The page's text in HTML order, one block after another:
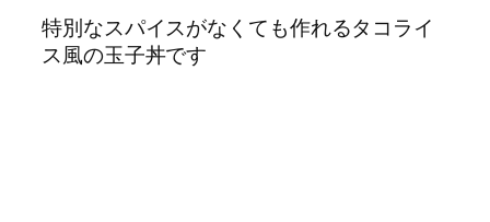
特別なスパイスがなくても作れるタコライ
ス風の玉子丼です